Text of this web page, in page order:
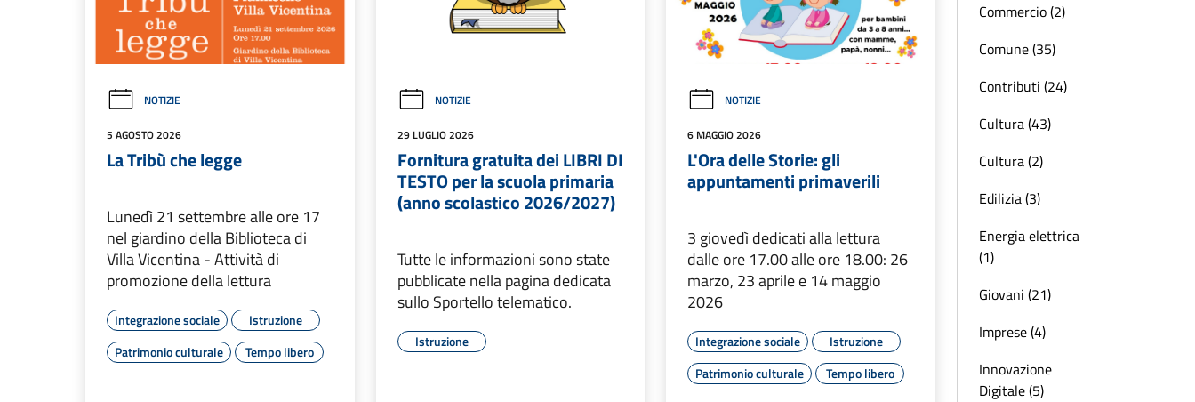
NOTIZIE
5 AGOSTO 2026
La Tribù che legge
Lunedì 21 settembre alle ore 17
nel giardino della Biblioteca di
Villa Vicentina - Attività di
promozione della lettura
Integrazione sociale
Istruzione
Patrimonio culturale
Tempo libero
NOTIZIE
29 LUGLIO 2026
Fornitura gratuita dei LIBRI DI
TESTO per la scuola primaria
(anno scolastico 2026/2027)
Tutte le informazioni sono state
pubblicate nella pagina dedicata
sullo Sportello telematico.
Istruzione
NOTIZIE
6 MAGGIO 2026
L'Ora delle Storie: gli
appuntamenti primaverili
3 giovedì dedicati alla lettura
dalle ore 17.00 alle ore 18.00: 26
marzo, 23 aprile e 14 maggio
2026
Integrazione sociale
Istruzione
Patrimonio culturale
Tempo libero
Commercio (2)
Comune (35)
Contributi (24)
Cultura (43)
Cultura (2)
Edilizia (3)
Energia elettrica
(1)
Giovani (21)
Imprese (4)
Innovazione
Digitale (5)